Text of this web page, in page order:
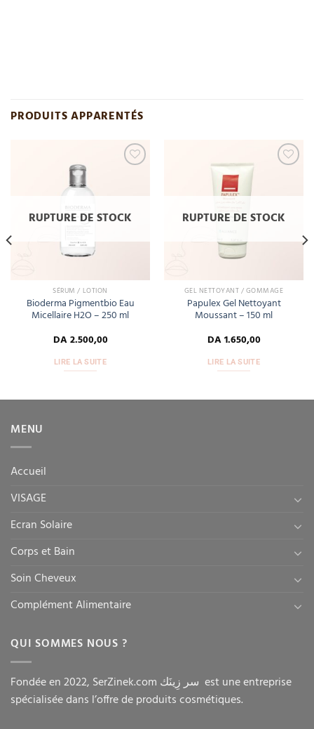
PRODUITS APPARENTÉS
RUPTURE DE STOCK
SÉRUM / LOTION
Bioderma Pigmentbio Eau
Micellaire H2O – 250 ml
DA2.500,00
LIRE LA SUITE
RUPTURE DE STOCK
GEL NETTOYANT / GOMMAGE
Papulex Gel Nettoyant
Moussant – 150 ml
DA1.650,00
LIRE LA SUITE
MENU
Accueil
VISAGE
Ecran Solaire
Corps et Bain
Soin Cheveux
Complément Alimentaire
QUI SOMMES NOUS ?
Fondée en 2022, SerZinek.com سر زِينَك est une entreprise
spécialisée dans l’offre de produits cosmétiques.